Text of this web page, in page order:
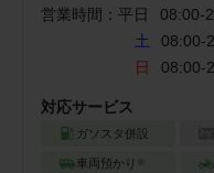
営業時間： 平日 08:00-
土
08:00-
日
08:00-
対応サービス
ガソスタ併設
車両預かり ※